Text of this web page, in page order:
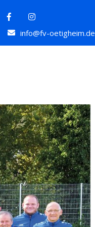
info@fv-oetigheim.de